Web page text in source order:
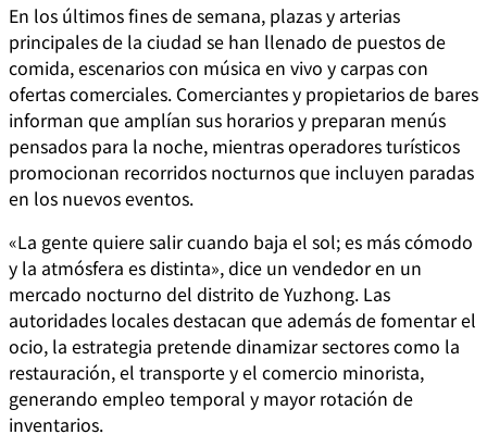
En los últimos fines de semana, plazas y arterias
principales de la ciudad se han llenado de puestos de
comida, escenarios con música en vivo y carpas con
ofertas comerciales. Comerciantes y propietarios de bares
informan que amplían sus horarios y preparan menús
pensados para la noche, mientras operadores turísticos
promocionan recorridos nocturnos que incluyen paradas
en los nuevos eventos.
«La gente quiere salir cuando baja el sol; es más cómodo
y la atmósfera es distinta», dice un vendedor en un
mercado nocturno del distrito de Yuzhong. Las
autoridades locales destacan que además de fomentar el
ocio, la estrategia pretende dinamizar sectores como la
restauración, el transporte y el comercio minorista,
generando empleo temporal y mayor rotación de
inventarios.